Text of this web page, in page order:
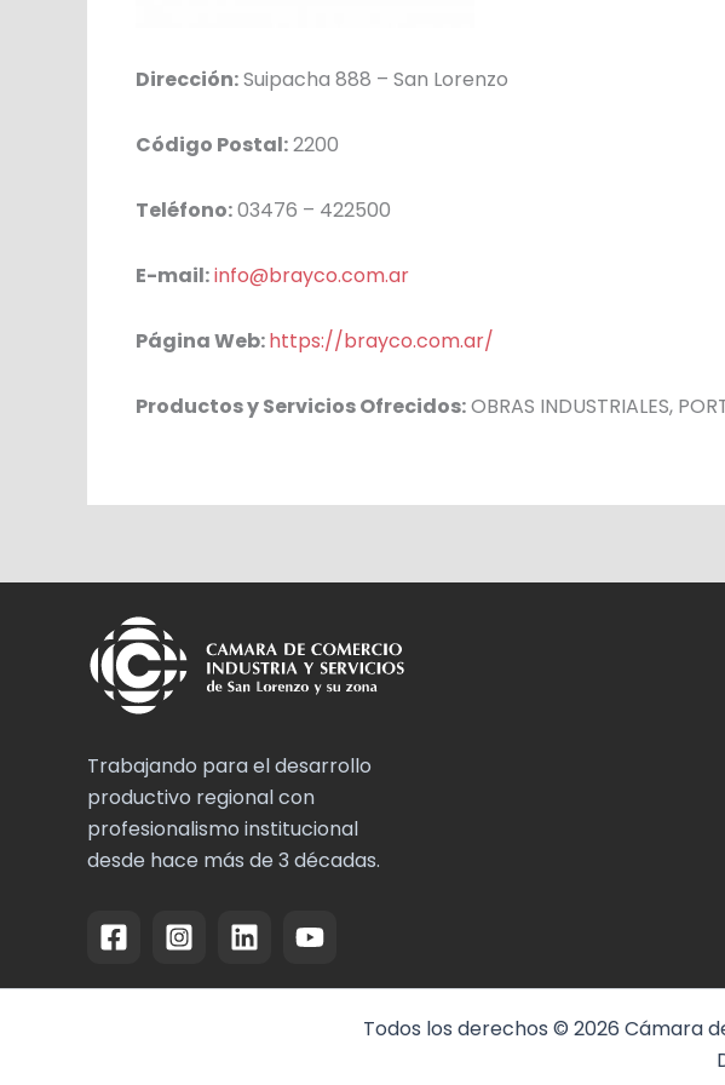
Dirección:Suipacha 888 – San Lorenzo
Código Postal:2200
Teléfono:03476 – 422500
E-mail:info@brayco.com.ar
Página Web:https://brayco.com.ar/
Productos y Servicios Ofrecidos:OBRAS INDUSTRIALES,
Trabajando para el desarrollo
productivo regional con
profesionalismo institucional
desde hace más de 3 décadas.
Todos los derechos © 2026 Cámara